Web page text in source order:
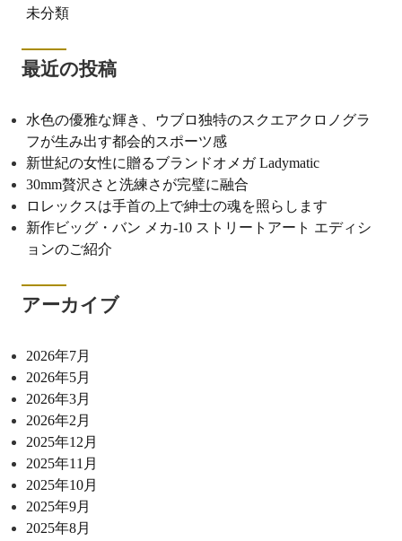
未分類
最近の投稿
水色の優雅な輝き、ウブロ独特のスクエアクロノグラ
フが生み出す都会的スポーツ感
新世紀の女性に贈るブランドオメガ Ladymatic
30mm贅沢さと洗練さが完璧に融合
ロレックスは手首の上で紳士の魂を照らします
新作ビッグ・バン メカ-10 ストリートアート エディシ
ョンのご紹介
アーカイブ
2026年7月
2026年5月
2026年3月
2026年2月
2025年12月
2025年11月
2025年10月
2025年9月
2025年8月